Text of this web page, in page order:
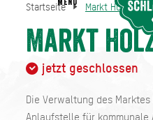
Startseite Markt
Markt
jetzt geschlossen
Die Verwaltung des
Anlaufstelle für kommunale
Startseite Markt
MENU